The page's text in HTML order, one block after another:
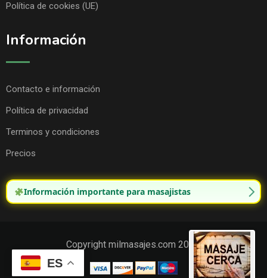
Política de cookies (UE)
Información
Contacto e información
Política de privacidad
Terminos y condiciones
Precios
Información importante para masajistas
Copyright milmasajes.com 2025.
ES